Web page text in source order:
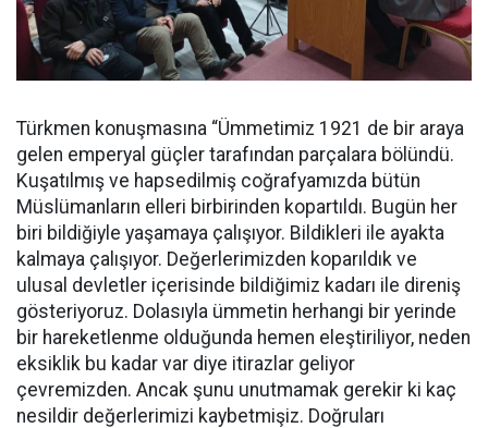
Türkmen konuşmasına “Ümmetimiz 1921 de bir araya
gelen emperyal güçler tarafından parçalara bölündü.
Kuşatılmış ve hapsedilmiş coğrafyamızda bütün
Müslümanların elleri birbirinden kopartıldı. Bugün her
biri bildiğiyle yaşamaya çalışıyor. Bildikleri ile ayakta
kalmaya çalışıyor. Değerlerimizden koparıldık ve
ulusal devletler içerisinde bildiğimiz kadarı ile direniş
gösteriyoruz. Dolasıyla ümmetin herhangi bir yerinde
bir hareketlenme olduğunda hemen eleştiriliyor, neden
eksiklik bu kadar var diye itirazlar geliyor
çevremizden. Ancak şunu unutmamak gerekir ki kaç
nesildir değerlerimizi kaybetmişiz. Doğruları